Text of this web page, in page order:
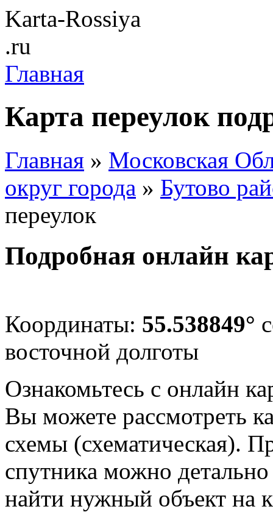
Karta-Rossiya
.ru
Главная
Карта переулок
Главная » Московская
округ города » Бутово
переулок
Подробная онлайн
Координаты: 55.538849°
восточной долготы
Ознакомьтесь с онлайн
Вы можете рассмотреть
схемы (схематическая).
спутника можно
найти нужный объект на